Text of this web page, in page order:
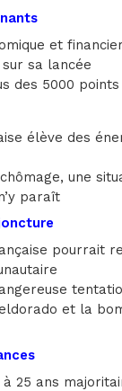
et financier
sa lancée
des 5000 points
élève des
une
paraît
pourrait
et la
à 25 ans